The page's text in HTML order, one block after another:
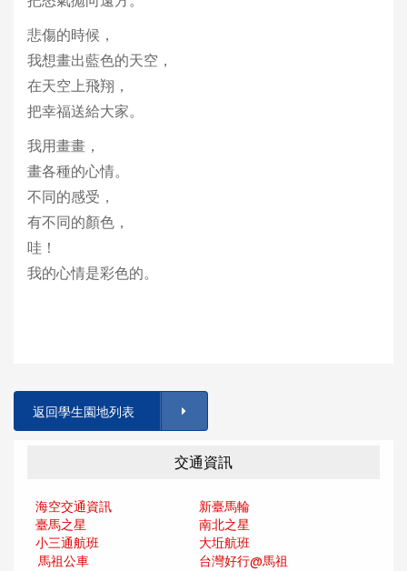
悲傷的時候，
我想畫出藍色的天空，
在天空上飛翔，
把幸福送給大家。
我用畫畫，
畫各種的心情。
不同的感受，
有不同的顏色，
哇！
我的心情是彩色的。
返回學生園地列表
交通資訊
海空交通資訊
新臺馬輪
臺馬之星
南北之星
小三通航班
大坵航班
馬祖公車
台灣好行@馬祖